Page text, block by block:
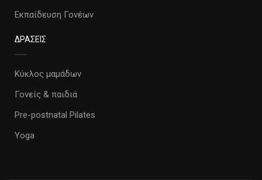
Εκπαίδευση Γονέων
ΔΡΑΣΕΙΣ
Κύκλος μαμάδων
Γονείς & παιδιά
Pre-postnatal Pilates
Yoga